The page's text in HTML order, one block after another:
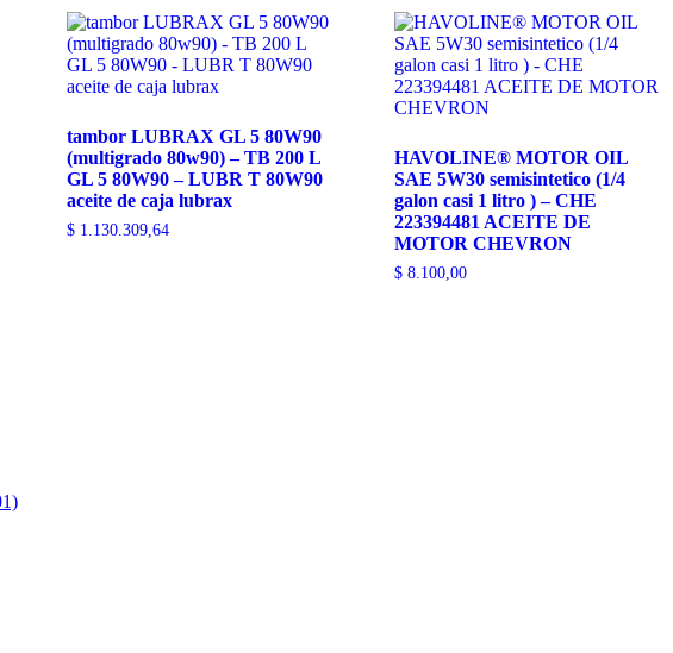
tambor LUBRAX GL 5 80W90
(multigrado 80w90) – TB 200 L
GL 5 80W90 – LUBR T 80W90
aceite de caja lubrax
$1.130.309,64
HAVOLINE® MOTOR OIL
SAE 5W30 semisintetico (1/4
galon casi 1 litro ) – CHE
223394481 ACEITE DE
MOTOR CHEVRON
$ 8.100,00